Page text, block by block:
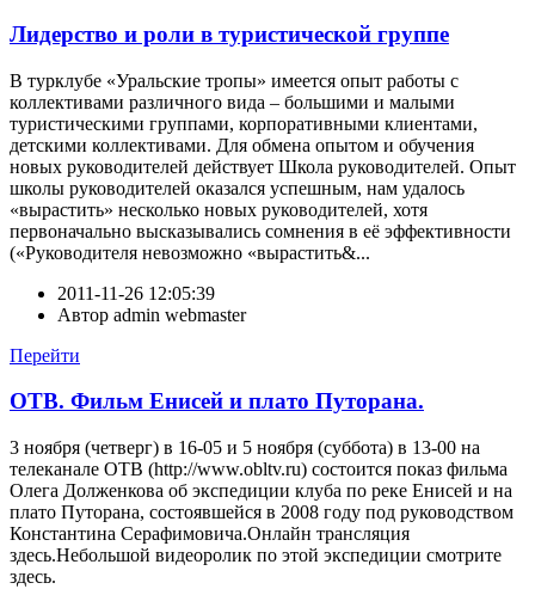
Лидерство и роли в туристической группе
В турклубе «Уральские тропы» имеется опыт работы с
коллективами различного вида – большими и малыми
туристическими группами, корпоративными клиентами,
детскими коллективами. Для обмена опытом и обучения
новых руководителей действует Школа руководителей. Опыт
школы руководителей оказался успешным, нам удалось
«вырастить» несколько новых руководителей, хотя
первоначально высказывались сомнения в её эффективности
(«Руководителя невозможно «вырастить&...
2011-11-26 12:05:39
Автор admin webmaster
Перейти
ОТВ. Фильм Енисей и плато Путорана.
3 ноября (четверг) в 16-05 и 5 ноября (суббота) в 13-00 на
телеканале ОТВ (http://www.obltv.ru) состоится показ фильма
Олега Долженкова об экспедиции клуба по реке Енисей и на
плато Путорана, состоявшейся в 2008 году под руководством
Константина Серафимовича.Онлайн трансляция
здесь.Небольшой видеоролик по этой экспедиции смотрите
здесь.